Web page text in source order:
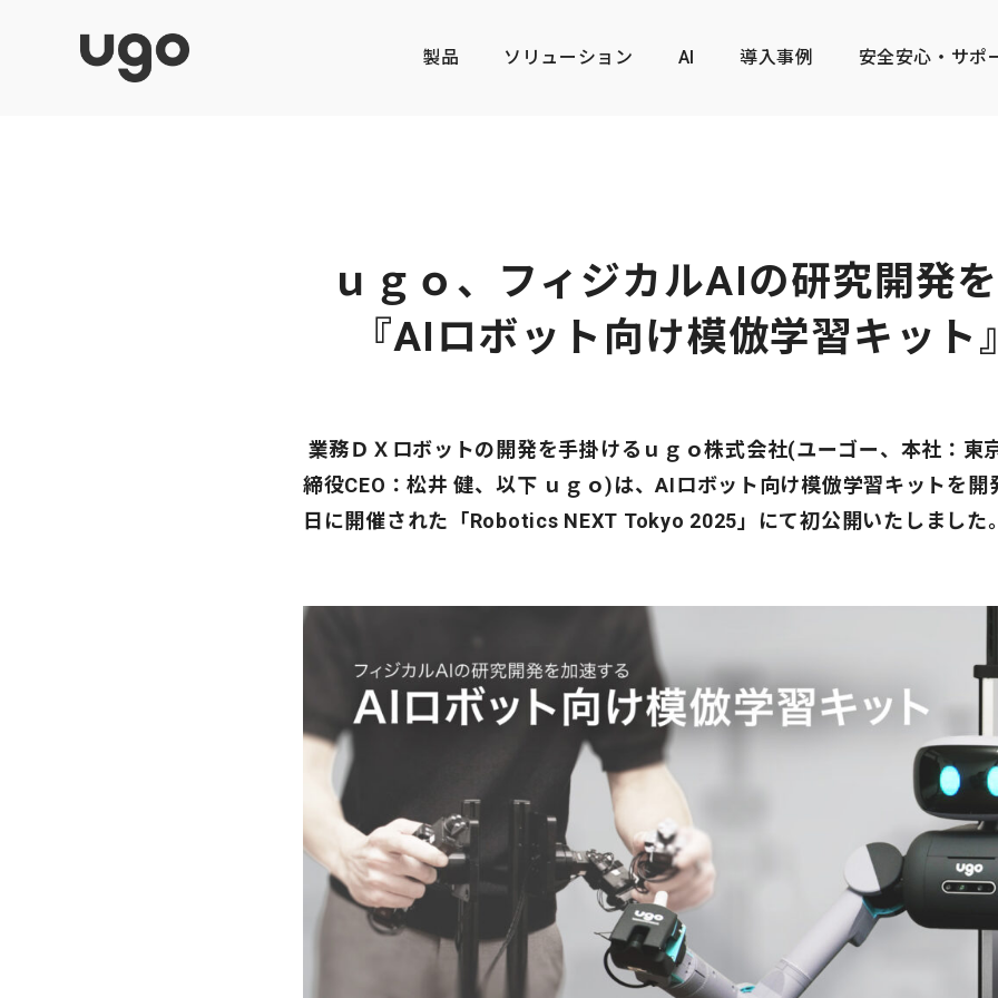
製品 ソリューション AI 導入事例 安全安心・サポ
ｕｇｏ、フィジカルAIの研究開発
『AIロボット向け模倣学習キット
業務ＤＸロボットの開発を手掛けるｕｇｏ株式会社(ユーゴー、本社：東
締役CEO：松井 健、以下 ｕｇｏ)は、AIロボット向け模倣学習キットを
日に開催された「Robotics NEXT Tokyo 2025」にて初公開いたしました